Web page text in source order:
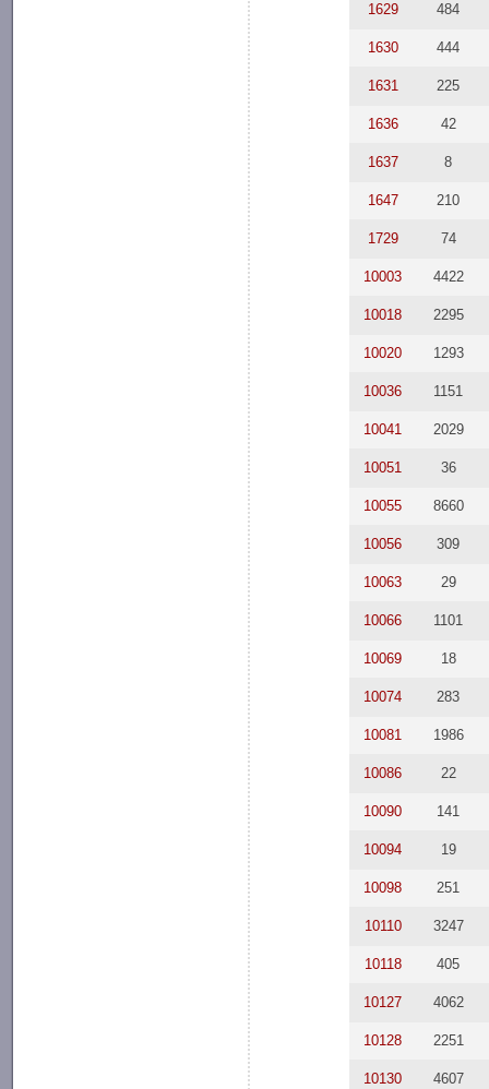
1629 484
1630 444
1631 225
1636 42
1637 8
1647 210
1729 74
10003 4422
10018 2295
10020 1293
10036 1151
10041 2029
10051 36
10055 8660
10056 309
10063 29
10066 1101
10069 18
10074 283
10081 1986
10086 22
10090 141
10094 19
10098 251
10110 3247
10118 405
10127 4062
10128 2251
10130 4607